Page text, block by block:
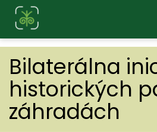
Bilaterálna
historických
záhradách